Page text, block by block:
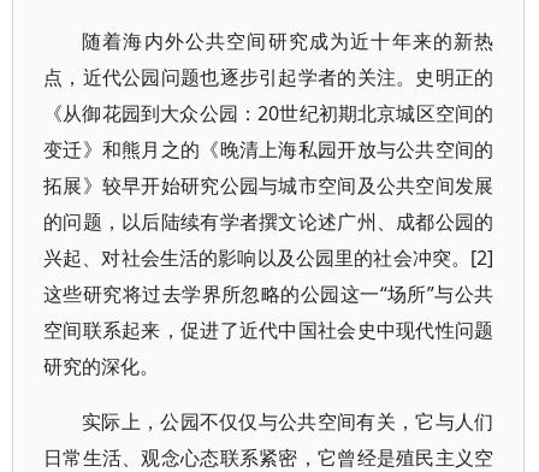
随着海内外公共空间研究成为近十年来的新热
点，近代公园问题也逐步引起学者的关注。史明正的
《从御花园到大众公园：20世纪初期北京城区空间的
变迁》和熊月之的《晚清上海私园开放与公共空间的
拓展》较早开始研究公园与城市空间及公共空间发展
的问题，以后陆续有学者撰文论述广州、成都公园的
兴起、对社会生活的影响以及公园里的社会冲突。[2]
这些研究将过去学界所忽略的公园这一“场所”与公共
空间联系起来，促进了近代中国社会史中现代性问题
研究的深化。
实际上，公园不仅仅与公共空间有关，它与人们
日常生活、观念心态联系紧密，它曾经是殖民主义空